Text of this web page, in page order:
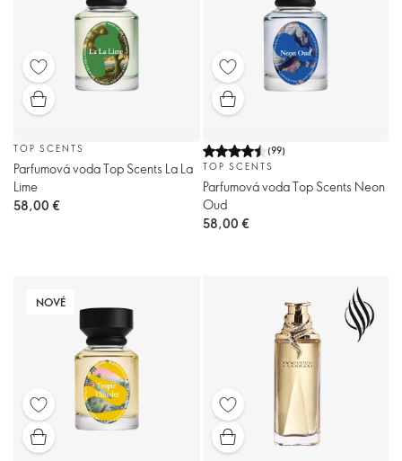
TOP SCENTS
Parfumová voda Top Scents La La
Lime
58,00 €
(99)
TOP SCENTS
Parfumová voda Top Scents Neon
Oud
58,00 €
NOVÉ